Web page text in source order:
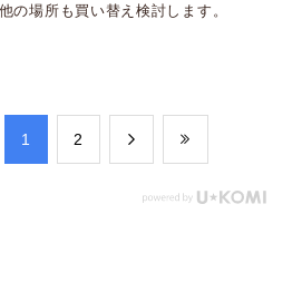
の場所も買い替え検討します。
​1 ​2